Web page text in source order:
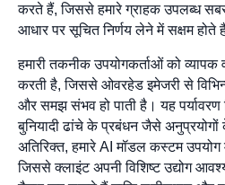
करते हैं, जिससे हमारे ग्राहक उपलब्ध
आधार पर सूचित निर्णय लेने में सक्षम होते
हमारी तकनीक उपयोगकर्ताओं को
करती है, जिससे ओवरहेड इमेजरी से
और समझ संभव हो पाती है। यह पर्यावरण
बुनियादी ढांचे के प्रबंधन जैसे
अतिरिक्त, हमारे AI मॉडल कस्टम
जिससे क्लाइंट अपनी विशिष्ट उद्योग